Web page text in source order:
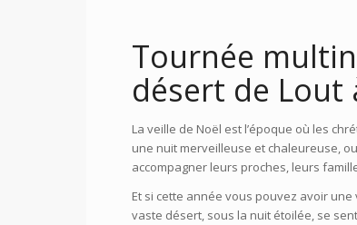
Tournée
désert de Lout
La veille de Noël est l’époque où les
une nuit merveilleuse et chaleureuse,
accompagner leurs proches, leurs
Et si cette année vous pouvez avoir
vaste désert, sous la nuit étoilée, se